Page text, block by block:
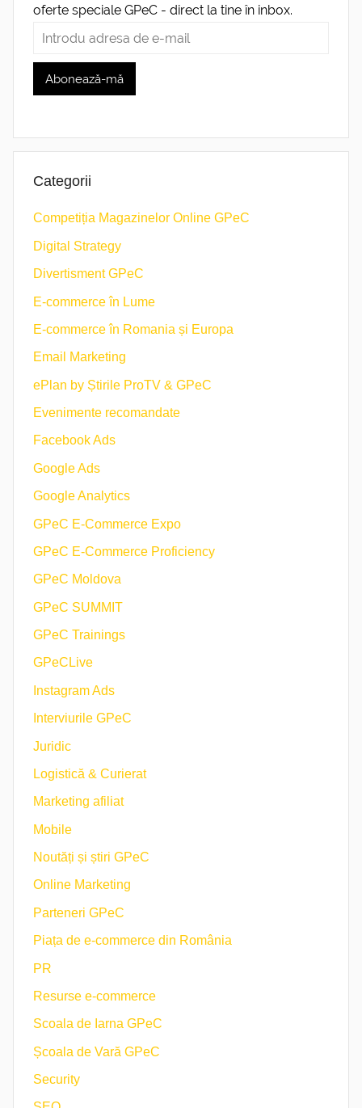
oferte speciale GPeC - direct la tine în inbox.
Categorii
Competiția Magazinelor Online GPeC
Digital Strategy
Divertisment GPeC
E-commerce în Lume
E-commerce în Romania și Europa
Email Marketing
ePlan by Știrile ProTV & GPeC
Evenimente recomandate
Facebook Ads
Google Ads
Google Analytics
GPeC E-Commerce Expo
GPeC E-Commerce Proficiency
GPeC Moldova
GPeC SUMMIT
GPeC Trainings
GPeCLive
Instagram Ads
Interviurile GPeC
Juridic
Logistică & Curierat
Marketing afiliat
Mobile
Noutăți și știri GPeC
Online Marketing
Parteneri GPeC
Piața de e-commerce din România
PR
Resurse e-commerce
Scoala de Iarna GPeC
Școala de Vară GPeC
Security